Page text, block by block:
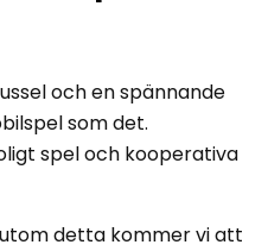
och en spännande
som det.
spel och kooperativa
detta kommer vi att